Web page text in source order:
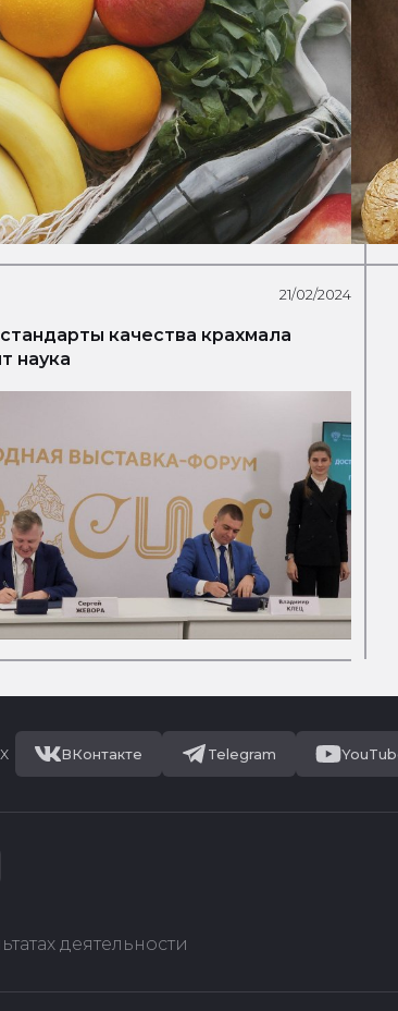
21/02/2024
качества крахмала
наука
ВКонтакте Telegram
деятельности